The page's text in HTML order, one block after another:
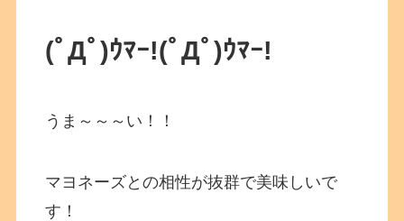
(ﾟДﾟ)ｳﾏｰ!(ﾟДﾟ)ｳﾏｰ!
うま～～～い！！
マヨネーズとの相性が抜群で美味しいで
す！